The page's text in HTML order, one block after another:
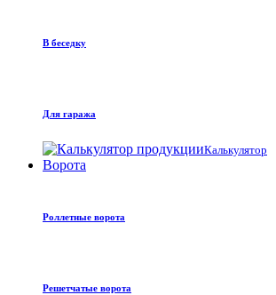
В беседку
Для гаража
Калькулятор
Ворота
Роллетные ворота
Решетчатые ворота